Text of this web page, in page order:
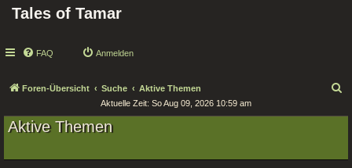
Tales of Tamar
FAQ Anmelden
Foren-Übersicht Suche Aktive Themen
e
Aktuelle Zeit: So Aug 09, 2026 10:59 am
Aktive Themen